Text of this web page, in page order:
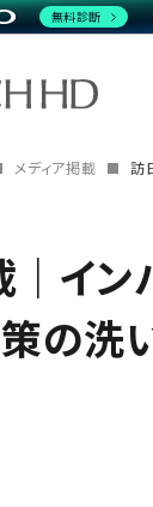
メディア掲載 訪
イン
の洗
無料診断